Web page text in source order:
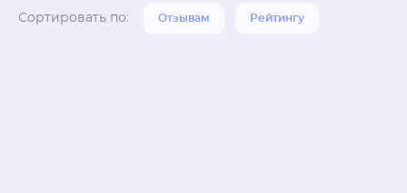
Сортировать по: Отзывам Рейтингу